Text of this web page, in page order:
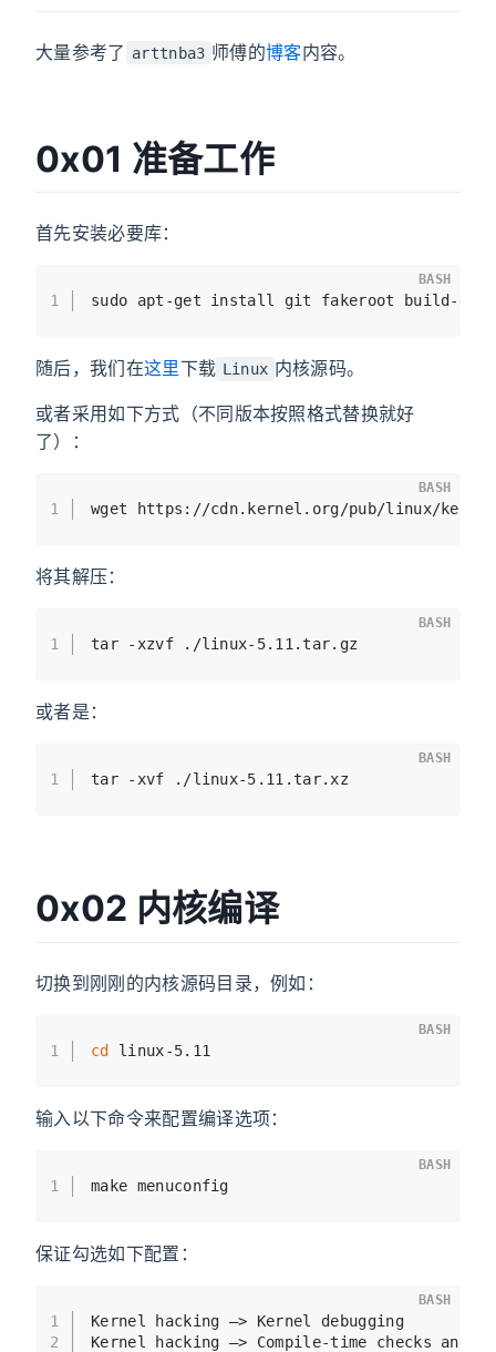
大量参考了 arttnba3 师傅的博客内容。
0x01 准备工作
首先安装必要库：
1 sudo apt-get install git fakeroot build-
BASH
随后，我们在这里下载 Linux 内核源码。
或者采用如下方式（不同版本按照格式替换就好
了）：
1 wget https://cdn.kernel.org/pub/linux/
BASH
将其解压：
1 tar -xzvf ./linux-5.11.tar.gz
BASH
或者是：
1 tar -xvf ./linux-5.11.tar.xz
BASH
0x02 内核编译
切换到刚刚的内核源码目录，例如：
1 cd linux-5.11
BASH
输入以下命令来配置编译选项：
1 make menuconfig
BASH
保证勾选如下配置：
1
2
Kernel hacking —> Kernel debugging
Kernel hacking —> Compile-time checks and
BASH